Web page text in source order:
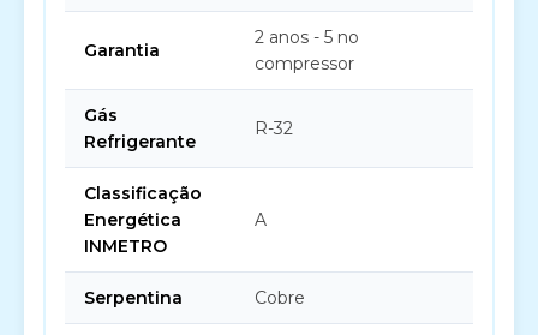
Garantia
2 anos - 5 no
compressor
Gás
Refrigerante
R-32
Classificação
Energética
INMETRO
A
Serpentina Cobre